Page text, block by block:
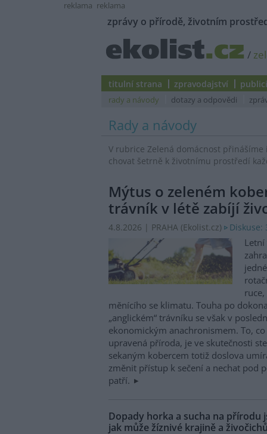
reklama reklama
zprávy o přírodě, životním
/
titulní strana zpravodajství
rady a návody dotazy a odpovědi
Rady a návody
V rubrice Zelená domácnost
chovat šetrně k životnímu prostředí
Mýtus o zeleném
trávník v létě zabíjí
4.8.2026 | PRAHA (Ekolist.cz) Diskuse:
měnícího se klimatu. Touha po
„anglickém“ trávníku se však v
ekonomickým anachronismem. To,
upravená příroda, je ve skutečnosti
sekaným kobercem totiž doslova
změnit přístup k sečení a nechat pod
patří.
Dopady horka a sucha na přírodu
jak může žíznivé krajině a